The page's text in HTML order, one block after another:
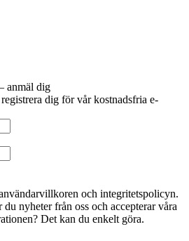
anmäl dig
dig för vår kostnadsfria e-
och integritetspolicyn.
nyheter från oss och accepterar våra
Det kan du enkelt göra.